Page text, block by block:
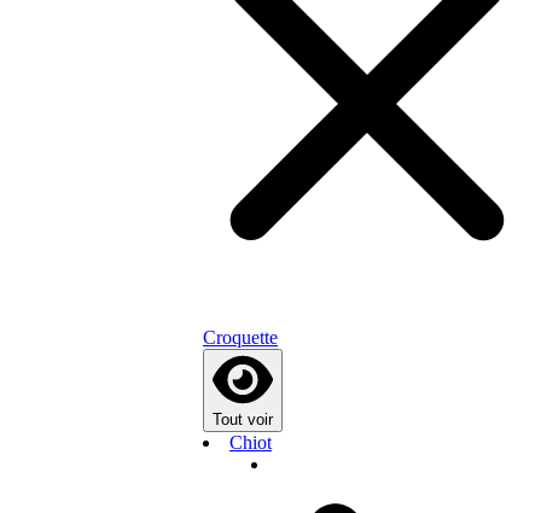
Croquette
Tout voir
Chiot